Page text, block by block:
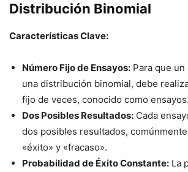
Distribución Binomial
Características Clave:
Número Fijo de Ensayos: Para que
una distribución binomial, debe
fijo de veces, conocido como ensayos.
Dos Posibles Resultados: Cada
dos posibles resultados,
«éxito» y «fracaso».
Probabilidad de Éxito Constante: La